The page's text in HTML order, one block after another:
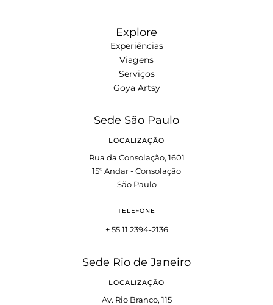
Explore
Experiências
Viagens
Serviços
Goya Artsy
Sede São Paulo
LOCALIZAÇÃO
Rua da Consolação, 1601
15º Andar - Consolação
São Paulo
TELEFONE
+ 55 11 2394-2136
Sede Rio de Janeiro
LOCALIZAÇÃO
Av. Rio Branco, 115